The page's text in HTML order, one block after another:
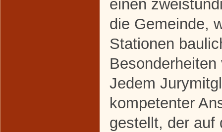
einen
die Gemeinde,
Stationen
Jedem
kompetenter
gestellt, der auf